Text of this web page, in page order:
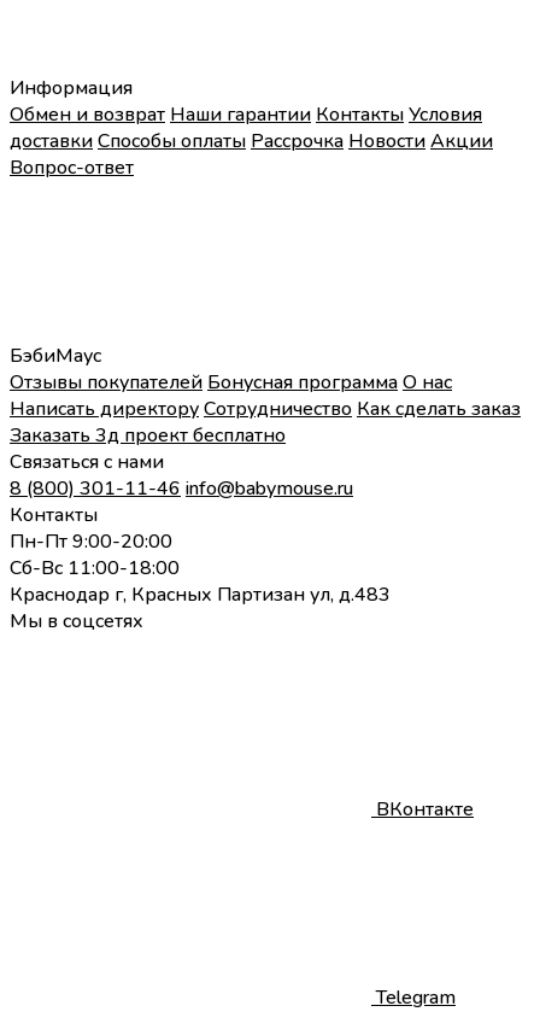
Информация
Обмен и возврат Наши гарантии КонтактыУсловия
доставкиСпособы оплаты Рассрочка НовостиАкции
Вопрос-ответ
БэбиМаус
Отзывы покупателей Бонусная программаО нас
Написать директоруСотрудничество Как сделать заказ
Заказать 3д проект бесплатно
Связаться с нами
8 (800) 301-11-46 info@babymouse.ru
Контакты
Пн-Пт 9:00-20:00
Сб-Вс 11:00-18:00
Краснодар г, Красных Партизан ул, д.483
Мы в соцсетях
ВКонтакте
Telegram